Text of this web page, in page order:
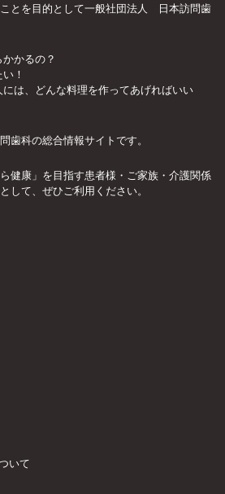
ことを目的として一般社団法人 日本訪問歯
かるの？
！
は、どんな料理を作ってあげればいい
歯科の総合情報サイトです。
健康」を目指す患者様・ご家族・介護関係
して、ぜひご利用ください。
いて